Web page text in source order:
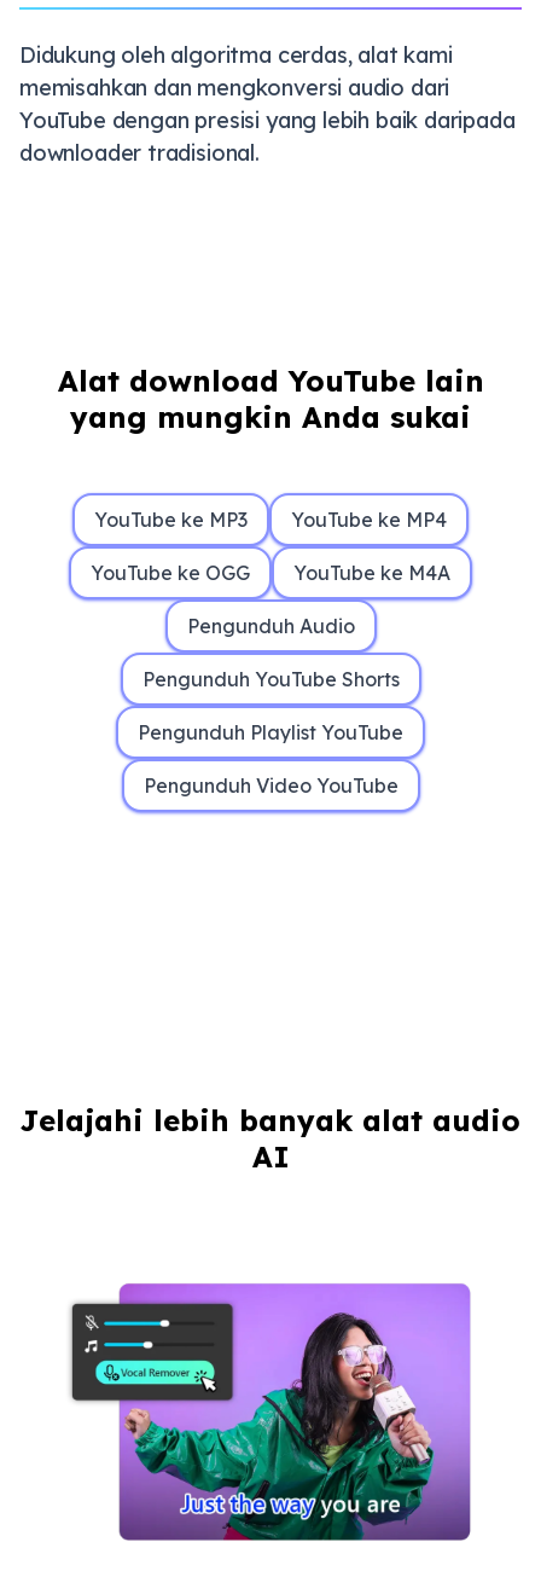
Didukung oleh algoritma cerdas, alat kami
memisahkan dan mengkonversi audio dari
YouTube dengan presisi yang lebih baik daripada
downloader tradisional.
Alat download YouTube lain
yang mungkin Anda sukai
YouTube ke MP3 YouTube ke MP4
YouTube ke OGG YouTube ke M4A
Pengunduh Audio
Pengunduh YouTube Shorts
Pengunduh Playlist YouTube
Pengunduh Video YouTube
Jelajahi lebih banyak alat audio
AI